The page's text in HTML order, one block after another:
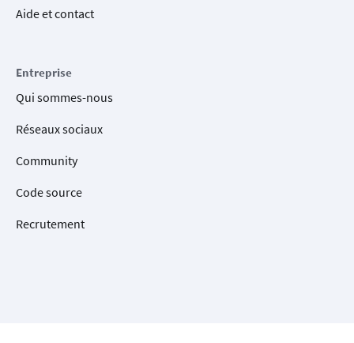
Aide et contact
Entreprise
Qui sommes-nous
Réseaux sociaux
Community
Code source
Recrutement